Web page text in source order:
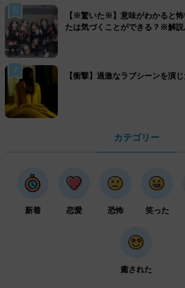
6
【※驚いた※】意味がわかると
たは気づくことができる？※解説
7
【衝撃】過激なラブシーンを演
カテゴリー
新着 恋愛 恐怖 笑った
癒された